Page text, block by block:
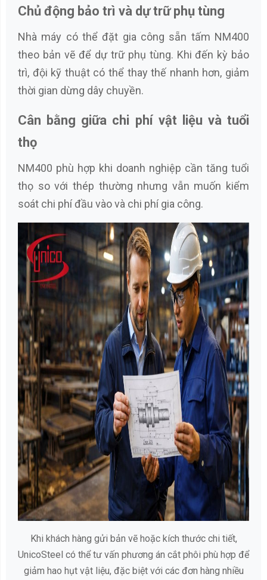
Chủ động bảo trì và dự trữ phụ tùng
Nhà máy có thể đặt gia công sẵn tấm NM400
theo bản vẽ để dự trữ phụ tùng. Khi đến kỳ bảo
trì, đội kỹ thuật có thể thay thế nhanh hơn, giảm
thời gian dừng dây chuyền.
Cân bằng giữa chi phí vật liệu và tuổi
thọ
NM400 phù hợp khi doanh nghiệp cần tăng tuổi
thọ so với thép thường nhưng vẫn muốn kiểm
soát chi phí đầu vào và chi phí gia công.
Khi khách hàng gửi bản vẽ hoặc kích thước chi tiết,
UnicoSteel có thể tư vấn phương án cắt phôi phù hợp để
giảm hao hụt vật liệu, đặc biệt với các đơn hàng nhiều